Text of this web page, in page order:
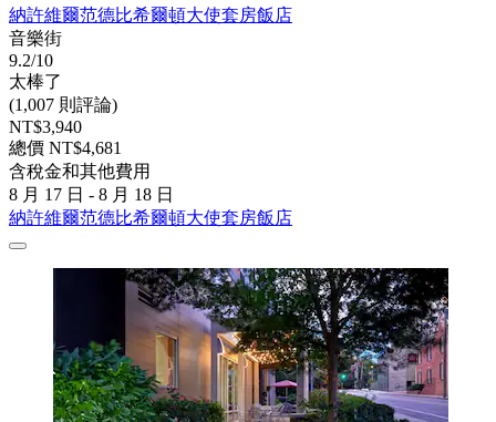
納許維爾范德比希爾頓大使套房飯店
音樂街
9.2/10
太棒了
(1,007 則評論)
NT$3,940
總價 NT$4,681
含稅金和其他費用
8 月 17 日 - 8 月 18 日
納許維爾范德比希爾頓大使套房飯店